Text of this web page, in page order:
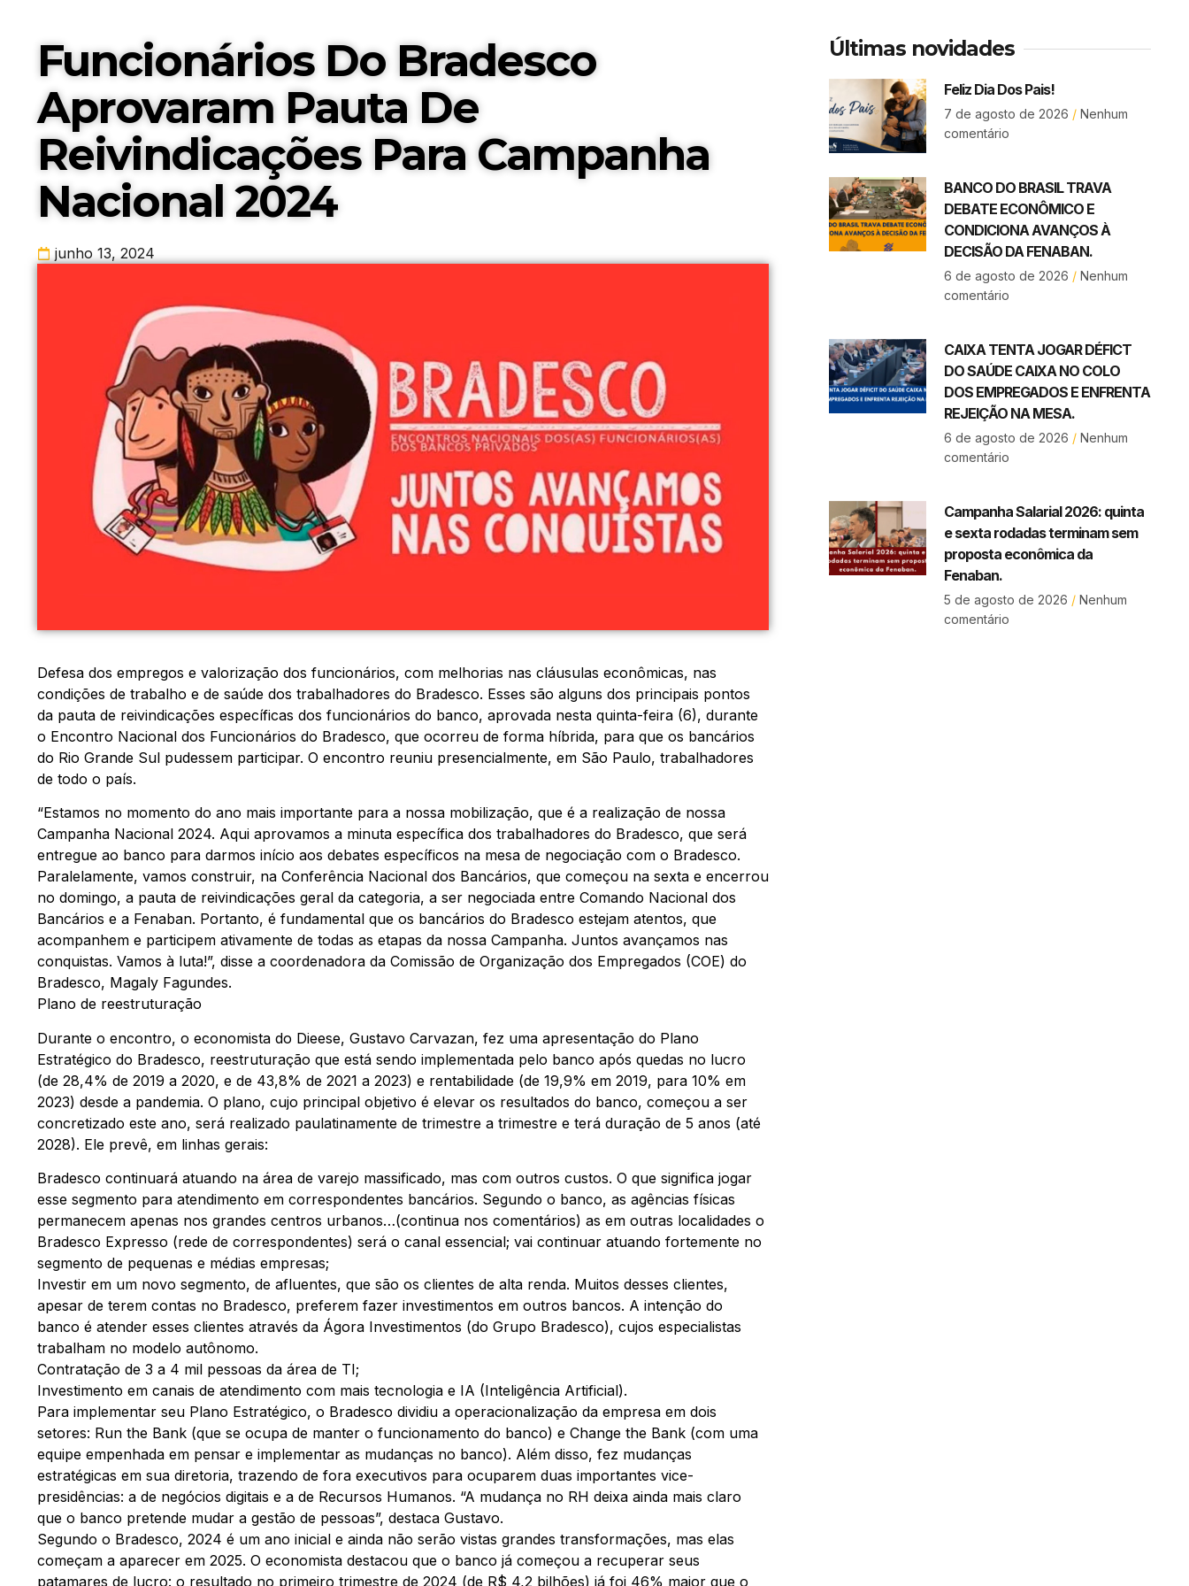
Funcionários Do Bradesco
Aprovaram Pauta De
Reivindicações Para Campanha
Nacional 2024
junho 13, 2024
Defesa dos empregos e valorização dos funcionários, com melhorias nas cláusulas econômicas, nas
condições de trabalho e de saúde dos trabalhadores do Bradesco. Esses são alguns dos principais pontos
da pauta de reivindicações específicas dos funcionários do banco, aprovada nesta quinta-feira (6), durante
o Encontro Nacional dos Funcionários do Bradesco, que ocorreu de forma híbrida, para que os bancários
do Rio Grande Sul pudessem participar. O encontro reuniu presencialmente, em São Paulo, trabalhadores
de todo o país.
“Estamos no momento do ano mais importante para a nossa mobilização, que é a realização de nossa
Campanha Nacional 2024. Aqui aprovamos a minuta específica dos trabalhadores do Bradesco, que será
entregue ao banco para darmos início aos debates específicos na mesa de negociação com o Bradesco.
Paralelamente, vamos construir, na Conferência Nacional dos Bancários, que começou na sexta e encerrou
no domingo, a pauta de reivindicações geral da categoria, a ser negociada entre Comando Nacional dos
Bancários e a Fenaban. Portanto, é fundamental que os bancários do Bradesco estejam atentos, que
acompanhem e participem ativamente de todas as etapas da nossa Campanha. Juntos avançamos nas
conquistas. Vamos à luta!”, disse a coordenadora da Comissão de Organização dos Empregados (COE) do
Bradesco, Magaly Fagundes.
Plano de reestruturação
Durante o encontro, o economista do Dieese, Gustavo Carvazan, fez uma apresentação do Plano
Estratégico do Bradesco, reestruturação que está sendo implementada pelo banco após quedas no lucro
(de 28,4% de 2019 a 2020, e de 43,8% de 2021 a 2023) e rentabilidade (de 19,9% em 2019, para 10% em
2023) desde a pandemia. O plano, cujo principal objetivo é elevar os resultados do banco, começou a ser
concretizado este ano, será realizado paulatinamente de trimestre a trimestre e terá duração de 5 anos (até
2028). Ele prevê, em linhas gerais:
Bradesco continuará atuando na área de varejo massificado, mas com outros custos. O que significa jogar
esse segmento para atendimento em correspondentes bancários. Segundo o banco, as agências físicas
permanecem apenas nos grandes centros urbanos…(continua nos comentários) as em outras localidades o
Bradesco Expresso (rede de correspondentes) será o canal essencial; vai continuar atuando fortemente no
segmento de pequenas e médias empresas;
Investir em um novo segmento, de afluentes, que são os clientes de alta renda. Muitos desses clientes,
apesar de terem contas no Bradesco, preferem fazer investimentos em outros bancos. A intenção do
banco é atender esses clientes através da Ágora Investimentos (do Grupo Bradesco), cujos especialistas
trabalham no modelo autônomo.
Contratação de 3 a 4 mil pessoas da área de TI;
Investimento em canais de atendimento com mais tecnologia e IA (Inteligência Artificial).
Para implementar seu Plano Estratégico, o Bradesco dividiu a operacionalização da empresa em dois
setores: Run the Bank (que se ocupa de manter o funcionamento do banco) e Change the Bank (com uma
equipe empenhada em pensar e implementar as mudanças no banco). Além disso, fez mudanças
estratégicas em sua diretoria, trazendo de fora executivos para ocuparem duas importantes vice-
presidências: a de negócios digitais e a de Recursos Humanos. “A mudança no RH deixa ainda mais claro
que o banco pretende mudar a gestão de pessoas”, destaca Gustavo.
Segundo o Bradesco, 2024 é um ano inicial e ainda não serão vistas grandes transformações, mas elas
começam a aparecer em 2025. O economista destacou que o banco já começou a recuperar seus
patamares de lucro: o resultado no primeiro trimestre de 2024 (de R$ 4,2 bilhões) já foi 46% maior que o
Últimas novidades
Feliz Dia Dos Pais!
7 de agosto de 2026 Nenhum
comentário
BANCO DO BRASIL TRAVA
DEBATE ECONÔMICO E
CONDICIONA AVANÇOS À
DECISÃO DA FENABAN.
6 de agosto de 2026 Nenhum
comentário
CAIXA TENTA JOGAR DÉFICT
DO SAÚDE CAIXA NO COLO
DOS EMPREGADOS E ENFRENTA
REJEIÇÃO NA MESA.
6 de agosto de 2026 Nenhum
comentário
Campanha Salarial 2026: quinta
e sexta rodadas terminam sem
proposta econômica da
Fenaban.
5 de agosto de 2026 Nenhum
comentário